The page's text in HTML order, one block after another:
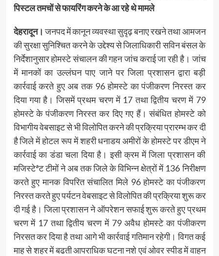
पिस्टल तमचों से फायरिंग करने के आ रहे थे मामले
देहरादून। जनपद में कानून व्यवस्था सुदृढ़ बनाए रखने तथा आमजन
की सुरक्षा सुनिश्चित करने के उद्देश्य से जिलाधिकारी सविन बंसल के
निर्देशानुसार होमस्टे संचालन की गहन जांच कराई जा रही है। जांच
में मानकों का उल्लंघन पाए जाने पर जिला प्रशासन द्वारा बड़ी
कार्रवाई करते हुए अब तक 96 होमस्टे का पंजीकरण निरस्त कर
दिया गया है। जिसमें प्रथम चरण में 17 तथा द्वितीय चरण में 79
होमस्टे के पंजीकरण निरस्त कर दिए गए हैं। संबंधित होमस्टे को
विभागीय वेबसाइट से भी विलोपित करने की प्रक्रिया प्रारम्भ कर दी
है जिले में होटल रूप में शहरी धनाडय अमीरों के होमस्टे पर डीएम ने
कार्रवाई का डंडा चला दिया है। इसी क्रम में जिला प्रशासन की
मजिस्टेªट टीमों ने अब तक जिले के विभिन्न क्षेत्रों में 136 निरीक्षण
करते हुए मानक विपरित संचालित मिले 96 होमस्टे का पंजीकरण
निरस्त करते हुए पर्यटन वेबसाइट से विलोपित की प्रक्रिया शुरू कर
दी गई है। जिला प्रशासन ने ऑपरेशन सफाई शुरू करते हुए प्रथम
चरण में 17 तथा द्वितीय चरण में 79 अवैध होमस्टे का पंजीकरण
निरसत कर दिया है तथा आगे भी कार्रवाई गतिमान रहेगी। विगत कई
माह से शहर में बढती आपराधिक घटना नशे एवं ओवर स्पीड में वाहन